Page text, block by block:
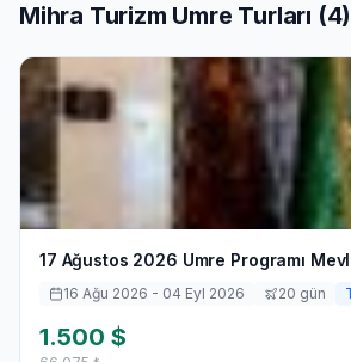
Mihra Turizm Umre Turları (4)
17 Ağustos 2026 Umre Programı
16 Ağu 2026 - 04 Eyl 2026 20 gün
1.500 $